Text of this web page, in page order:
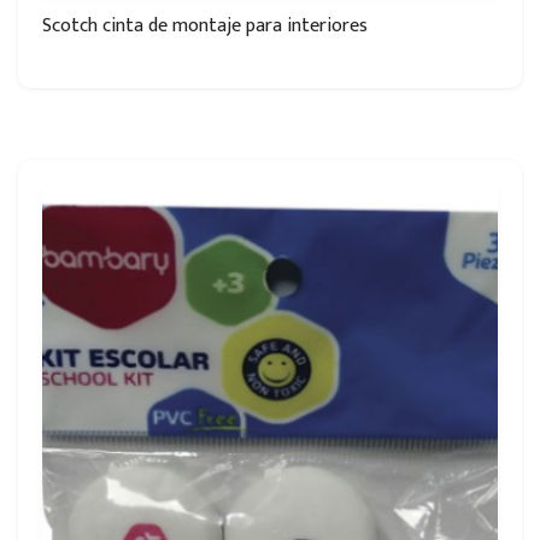
Scotch cinta de montaje para interiores